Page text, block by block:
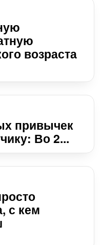
возраста
привычек
Во 2...
с кем